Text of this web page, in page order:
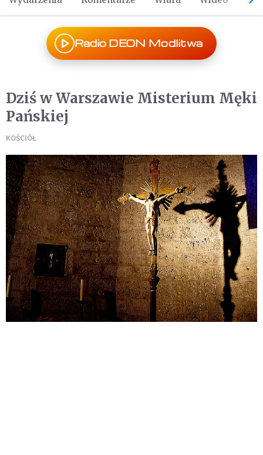
Radio DEON Modlitwa
Dziś w Warszawie Misterium Męki
Pańskiej
KOŚCIÓŁ